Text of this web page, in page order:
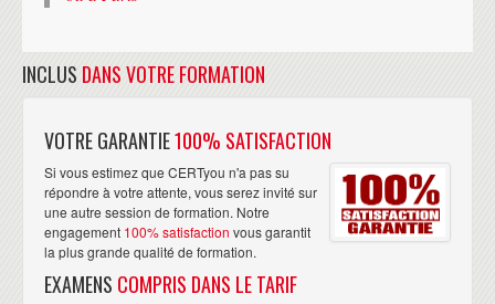
INCLUS DANS VOTRE FORMATION
VOTRE GARANTIE100% SATISFACTION
Si vous estimez que CERTyou n'a pas su
répondre à votre attente, vous serez invité sur
une autre session de formation. Notre
engagement 100% satisfaction vous garantit
la plus grande qualité de formation.
EXAMENS COMPRIS DANS LE TARIF